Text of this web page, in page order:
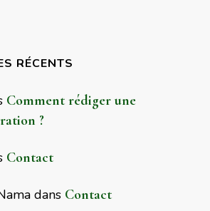
RÉCENTS
Comment rédiger une
?
Contact
dans Contact